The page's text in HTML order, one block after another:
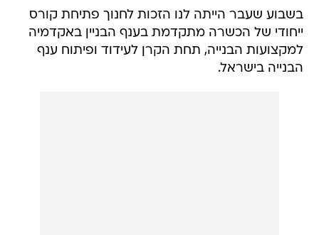
בשבוע שעבר הייתה לנו הזכות לחנוך פתיחת קורס
ייחודי של הכשרה מתקדמת בענף הבניין באקדמיה
למקצועות הבנייה, תחת הקרן לעידוד ופיתוח ענף
הבנייה בישראל.